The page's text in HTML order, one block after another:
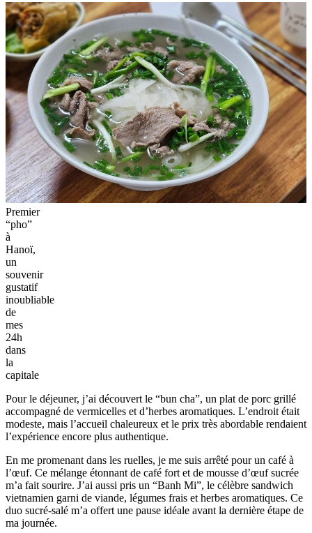
Premier
“pho”
à
Hanoï,
un
souvenir
gustatif
inoubliable
de
mes
24h
dans
la
capitale
Pour le déjeuner, j’ai découvert le “bun cha”, un plat de porc grillé
accompagné de vermicelles et d’herbes aromatiques. L’endroit était
modeste, mais l’accueil chaleureux et le prix très abordable rendaient
l’expérience encore plus authentique.
En me promenant dans les ruelles, je me suis arrêté pour un café à
l’œuf. Ce mélange étonnant de café fort et de mousse d’œuf sucrée
m’a fait sourire. J’ai aussi pris un “Banh Mi”, le célèbre sandwich
vietnamien garni de viande, légumes frais et herbes aromatiques. Ce
duo sucré-salé m’a offert une pause idéale avant la dernière étape de
ma journée.